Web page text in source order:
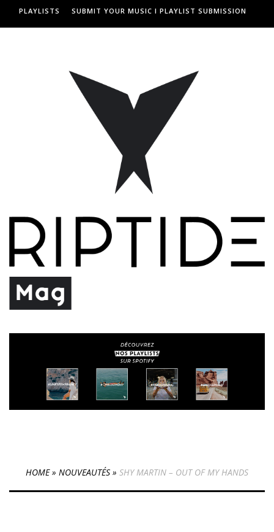
PLAYLISTS SUBMIT YOUR MUSIC I PLAYLIST SUBMISSION
HOME» NOUVEAUTÉS » SHY MARTIN – OUT OF MY HANDS